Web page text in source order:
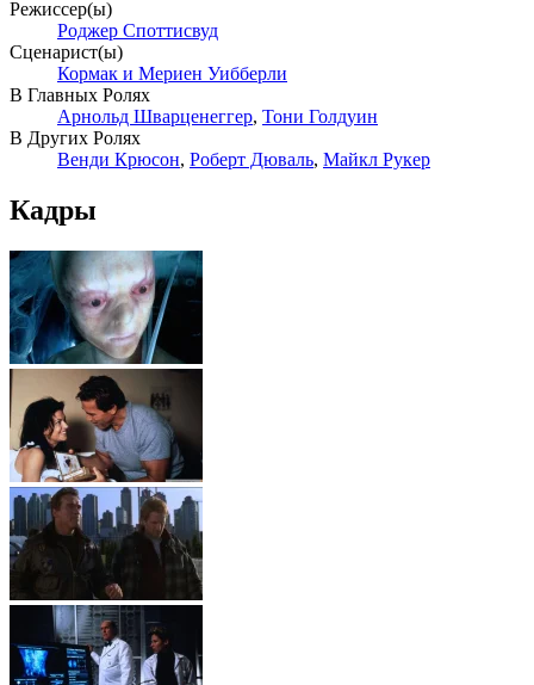
Режиссер(ы)
Роджер Споттисвуд
Сценарист(ы)
Кормак и Мериен Уибберли
В Главных Ролях
Арнольд Шварценеггер, Тони Голдуин
В Других Ролях
Венди Крюсон, Роберт Дюваль, Майкл Рукер
Кадры